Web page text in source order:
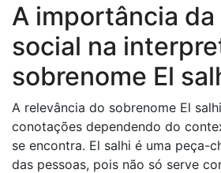
A importância
social na
sobrenome El
A relevância do sobrenome El
conotações dependendo do
se encontra. El salhi é uma peça-
das pessoas, pois não só serve